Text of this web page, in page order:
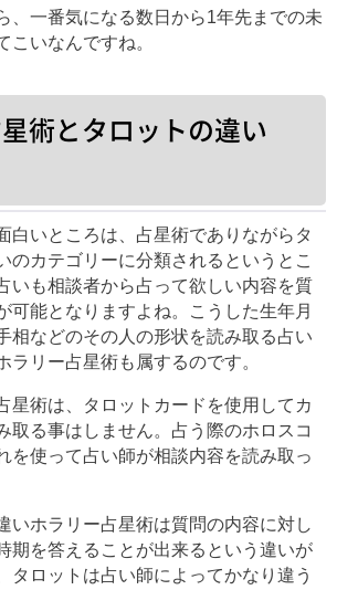
、一番気になる数日から1年先までの未
こいなんですね。
術とタロットの違い
白いところは、占星術でありながらタ
のカテゴリーに分類されるというとこ
いも相談者から占って欲しい内容を質
可能となりますよね。こうした生年月
相などのその人の形状を読み取る占い
ラリー占星術も属するのです。
星術は、タロットカードを使用してカ
取る事はしません。占う際のホロスコ
を使って占い師が相談内容を読み取っ
いホラリー占星術は質問の内容に対し
期を答えることが出来るという違いが
タロットは占い師によってかなり違う